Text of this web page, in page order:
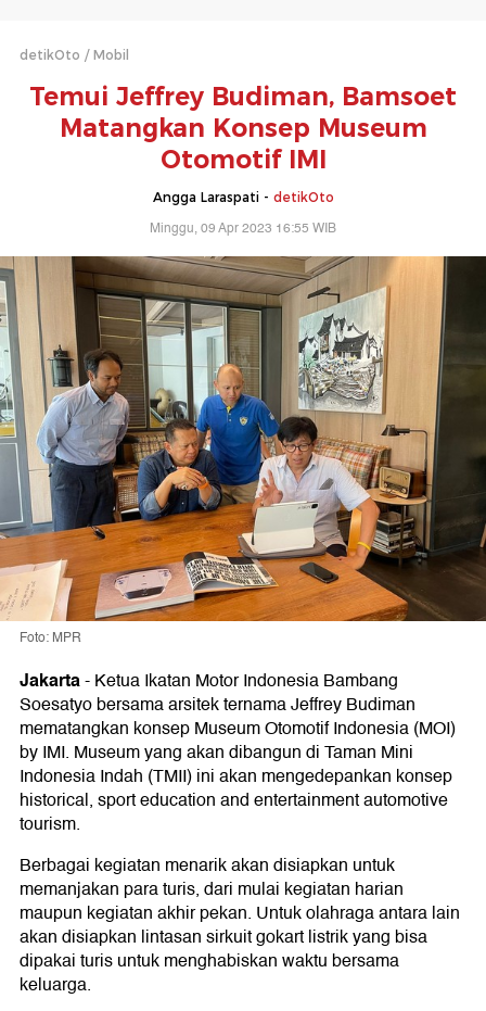
detikOto Mobil
Temui Jeffrey Budiman, Bamsoet
Matangkan Konsep Museum
Otomotif IMI
Angga Laraspati - detikOto
Minggu, 09 Apr 2023 16:55 WIB
Foto: MPR
Jakarta-Ketua Ikatan Motor Indonesia Bambang
Soesatyo bersama arsitek ternama Jeffrey Budiman
mematangkan konsep Museum Otomotif Indonesia (MOI)
by IMI. Museum yang akan dibangun di Taman Mini
Indonesia Indah (TMII) ini akan mengedepankan konsep
historical, sport education and entertainment automotive
tourism.
Berbagai kegiatan menarik akan disiapkan untuk
memanjakan para turis, dari mulai kegiatan harian
maupun kegiatan akhir pekan. Untuk olahraga antara lain
akan disiapkan lintasan sirkuit gokart listrik yang bisa
dipakai turis untuk menghabiskan waktu bersama
keluarga.